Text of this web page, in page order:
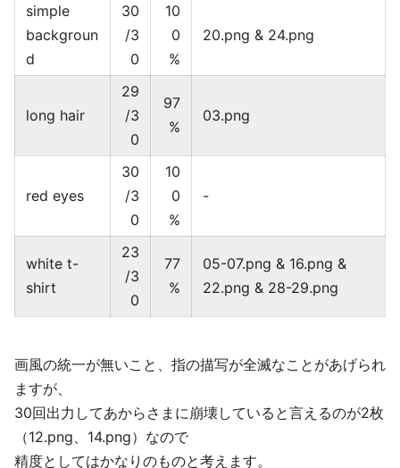
simple
backgroun
d
30
/3
0
10
0
%
20.png & 24.png
long hair
29
/3
0
97
%
03.png
red eyes
30
/3
0
10
0
%
-
white t-
shirt
23
/3
0
77
%
05-07.png & 16.png &
22.png & 28-29.png
画風の統一が無いこと、指の描写が全滅なことがあげられ
ますが、
30回出力してあからさまに崩壊していると言えるのが2枚
（12.png、14.png）なので
精度としてはかなりのものと考えます。